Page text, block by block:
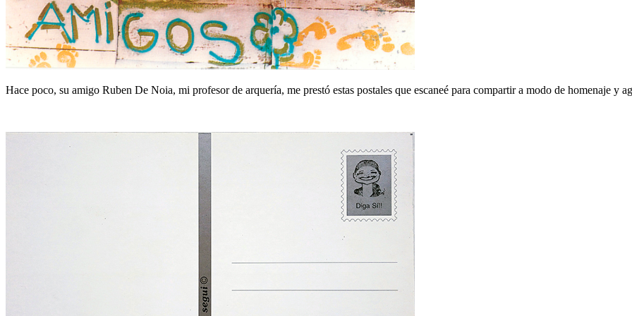
Hace poco, su amigo Ruben De Noia, mi profesor de arquería, me prestó estas postales que escaneé para compartir a modo de homenaje y